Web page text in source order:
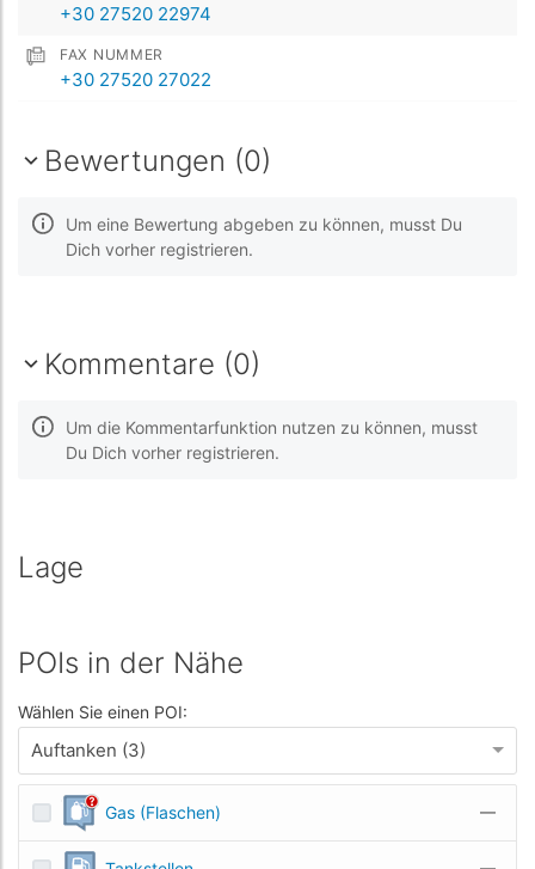
+30 27520 22974
FAX NUMMER
+30 27520 27022
Bewertungen (0)
Um eine Bewertung abgeben zu können, musst Du
Dich vorher registrieren.
Kommentare (0)
Um die Kommentarfunktion nutzen zu können, musst
Du Dich vorher registrieren.
Lage
POIs in der Nähe
Wählen Sie einen POI:
Auftanken (3)
Gas (Flaschen) —